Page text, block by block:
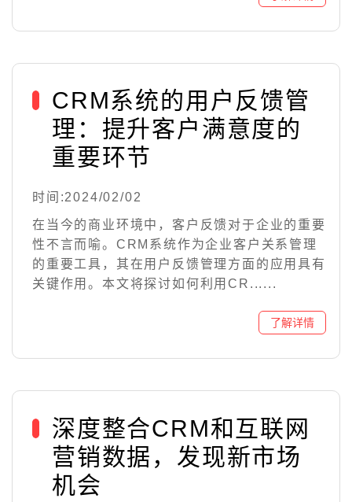
CRM系统的用户反馈管
理：提升客户满意度的
重要环节
时间:2024/02/02
在当今的商业环境中，客户反馈对于企业的重要
性不言而喻。CRM系统作为企业客户关系管理
的重要工具，其在用户反馈管理方面的应用具有
关键作用。本文将探讨如何利用CR......
深度整合CRM和互联网
营销数据，发现新市场
机会